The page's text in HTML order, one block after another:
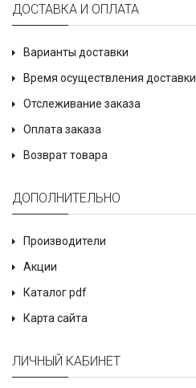
ДОСТАВКА И ОПЛАТА
Варианты доставки
Время осуществления доставки
Отслеживание заказа
Оплата заказа
Возврат товара
ДОПОЛНИТЕЛЬНО
Производители
Акции
Каталог pdf
Карта сайта
ЛИЧНЫЙ КАБИНЕТ